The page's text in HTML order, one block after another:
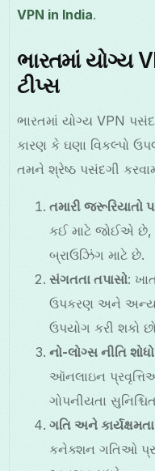
VPN in India.
ભારતમાં યોગ્ય
ટીપ્સ
ભારતમાં યોગ્ય VPN
કારણ કે ઘણા વિકલ્પો
તમને શ્રેષ્ઠ પસંદગી
તમારી જરૂરિયાતો
કઈ માટે જોઈએ છે,
બ્રાઉઝિંગ માટે છે.
સંગતતા તપાસો:
ઉપકરણ અને અન્ય
ઉપયોગ કરી શકો
નો-લોગ્સ નીતિ શોધો
ઑનલાઇન
ગોપનીયતા
ગતિ અને
કનેક્શન ગતિઓ